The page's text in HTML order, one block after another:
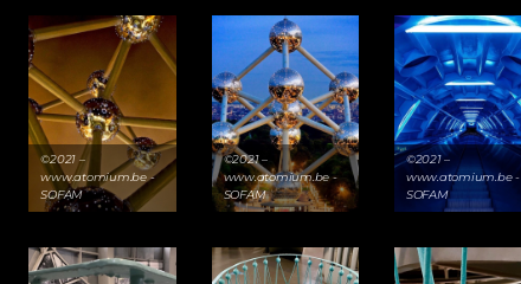
©2021 –
www.atomium.be -
SOFAM
©2021 –
www.atomium.be -
SOFAM
©2021 –
www.atomium.be -
SOFAM